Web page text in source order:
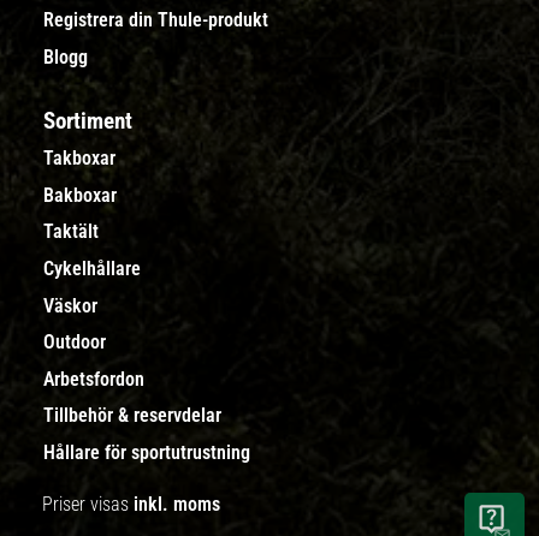
Registrera din Thule-produkt
Blogg
Sortiment
Takboxar
Bakboxar
Taktält
Cykelhållare
Väskor
Outdoor
Arbetsfordon
Tillbehör & reservdelar
Hållare för sportutrustning
Priser visas inkl. moms